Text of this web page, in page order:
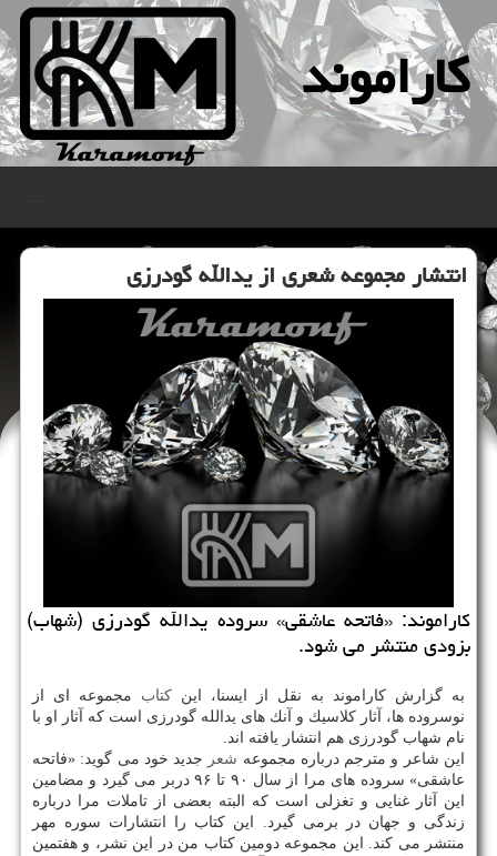
كاراموند
انتشار مجموعه شعری از یدالله گودرزی
كاراموند: «فاتحه عاشقی» سروده یدالله گودرزی (شهاب)
بزودی منتشر می شود.
به گزارش كاراموند به نقل از ایسنا، این كتاب مجموعه ای از
نوسروده ها، آثار كلاسیك و آنك های یدالله گودرزی است كه آثار او با
نام شهاب گودرزی هم انتشار یافته اند.
این شاعر و مترجم درباره مجموعه شعر جدید خود می گوید: «فاتحه
عاشقی» سروده های مرا از سال ۹۰ تا ۹۶ دربر می گیرد و مضامین
این آثار غنایی و تغزلی است كه البته بعضی از تاملات مرا درباره
زندگی و جهان در برمی گیرد. این كتاب را انتشارات سوره مهر
منتشر می كند. این مجموعه دومین كتاب من در این نشر، و هفتمین